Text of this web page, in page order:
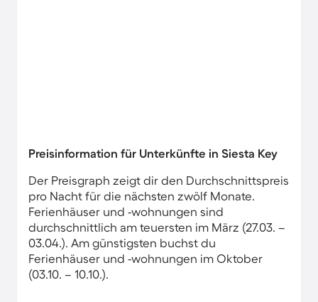
Preisinformation für Unterkünfte in Siesta Key
Der Preisgraph zeigt dir den Durchschnittspreis
pro Nacht für die nächsten zwölf Monate.
Ferienhäuser und -wohnungen sind
durchschnittlich am teuersten im März (27.03. –
03.04.). Am günstigsten buchst du
Ferienhäuser und -wohnungen im Oktober
(03.10. – 10.10.).